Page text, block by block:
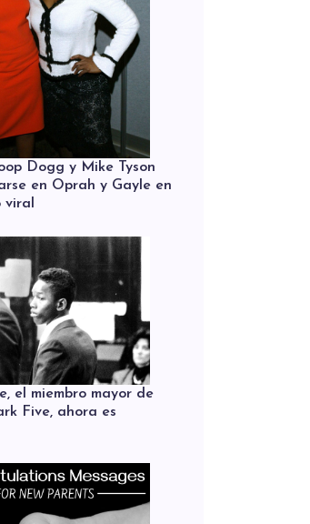
Dogg y Mike Tyson
en Oprah y Gayle en
viral
el miembro mayor de
Five, ahora es